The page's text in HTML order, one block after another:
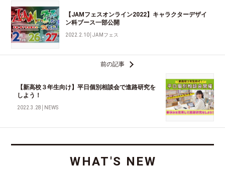
【JAMフェスオンライン2022】キャラクターデザイ
ン科ブース一部公開
2022.2.10 │JAMフェス
前の記事
【新高校３年生向け】平日個別相談会で進路研究を
しよう！
2022.3.28 NEWS
WHAT'S NEW